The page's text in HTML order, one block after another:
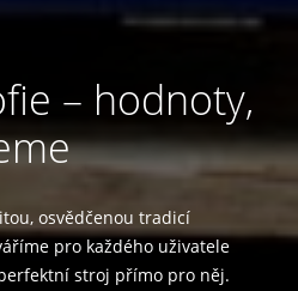
– hodnoty,
osvědčenou tradicí
pro každého uživatele
stroj přímo pro něj.